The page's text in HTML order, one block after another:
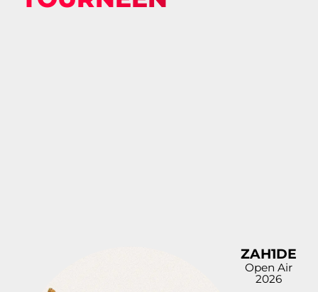
ZAH1DE
Open Air
2026